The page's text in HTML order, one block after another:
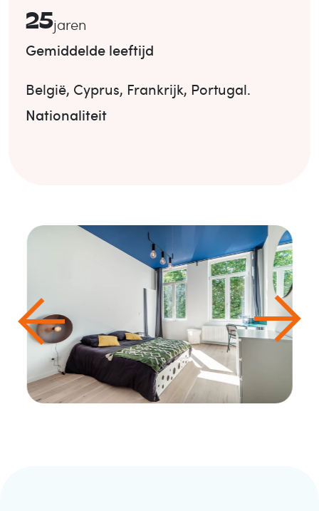
25jaren
Gemiddelde leeftijd
België, Cyprus, Frankrijk, Portugal.
Nationaliteit